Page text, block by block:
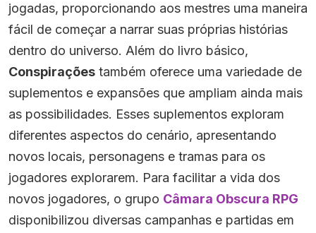
jogadas, proporcionando aos mestres uma maneira
fácil de começar a narrar suas próprias histórias
dentro do universo. Além do livro básico,
Conspirações também oferece uma variedade de
suplementos e expansões que ampliam ainda mais
as possibilidades. Esses suplementos exploram
diferentes aspectos do cenário, apresentando
novos locais, personagens e tramas para os
jogadores explorarem. Para facilitar a vida dos
novos jogadores, o grupo Câmara Obscura RPG
disponibilizou diversas campanhas e partidas em